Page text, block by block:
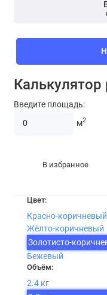
Калькулятор
Введите площадь:
м2
В избранное
Цвет:
Красно-коричневый
Жёлто-коричневый
Золотисто-
Бежевый
Объём:
2.4 кг